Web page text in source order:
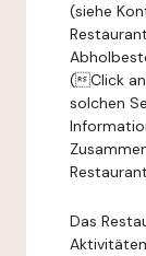
(siehe
(Click
solchen
Das